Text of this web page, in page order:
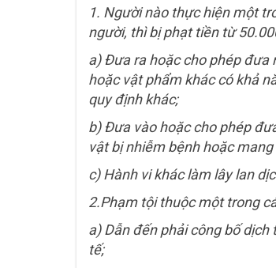
1. Người nào thực hiện một
người, thì bị phạt tiền từ
a) Đưa ra hoặc cho phép đưa
hoặc vật phẩm khác có khả
quy định khác;
b) Đưa vào hoặc cho phép
vật bị nhiễm bệnh hoặc
c) Hành vi khác làm lây lan
2.Phạm tội thuộc một trong
a) Dẫn đến phải công bố
tế;